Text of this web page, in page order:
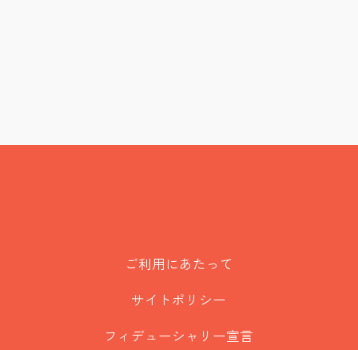
ご利用にあたって
サイトポリシー
フィデューシャリー宣言